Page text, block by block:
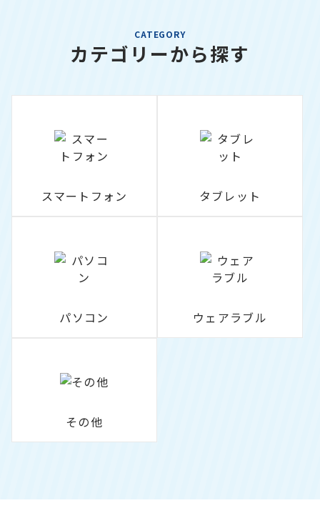
CATEGORY
カテゴリーから探す
スマートフォン タブレット
パソコン ウェアラブル
その他